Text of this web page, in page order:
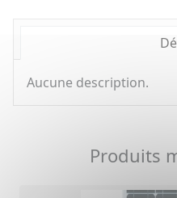
Aucune description.
Produits